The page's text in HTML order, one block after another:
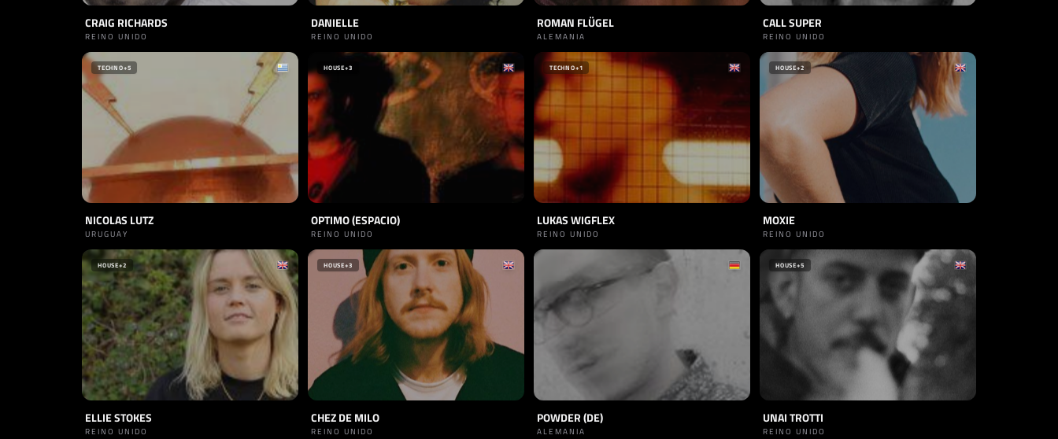
CRAIG RICHARDS
REINO UNIDO
DANIELLE
REINO UNIDO
ROMAN FLÜGEL
ALEMANIA
CALL SUPER
REINO UNIDO
TECHNO+5
NICOLAS LUTZ
URUGUAY
HOUSE+3
OPTIMO (ESPACIO)
REINO UNIDO
TECHNO+1
LUKAS WIGFLEX
REINO UNIDO
HOUSE+2
MOXIE
REINO UNIDO
HOUSE+2
ELLIE STOKES
REINO UNIDO
HOUSE+3
CHEZ DE MILO
REINO UNIDO
POWDER (DE)
ALEMANIA
HOUSE+5
UNAI TROTTI
REINO UNIDO